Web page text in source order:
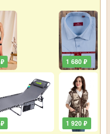
1 680 ₽
1 920 ₽